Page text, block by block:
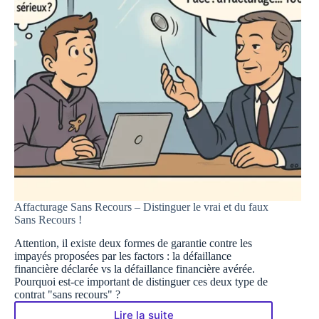
Affacturage Sans Recours – Distinguer le vrai et du faux
Sans Recours !
Attention, il existe deux formes de garantie contre les
impayés proposées par les factors : la défaillance
financière déclarée vs la défaillance financière avérée.
Pourquoi est-ce important de distinguer ces deux type de
contrat "sans recours" ?
Lire la suite